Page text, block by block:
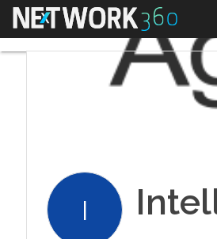
Menu
I